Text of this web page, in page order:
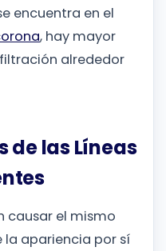
encuentra en el
, hay mayor
alrededor
de las Líneas
causar el mismo
la apariencia por sí